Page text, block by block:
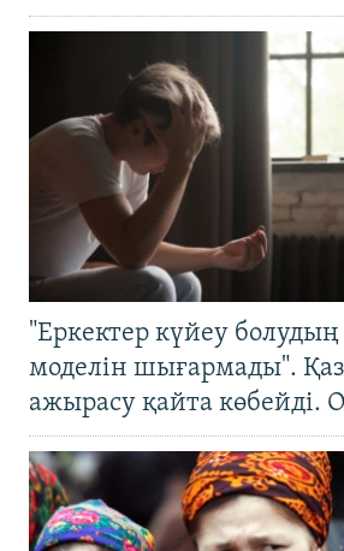
"Еркектер күйеу
моделін шығармады".
ажырасу қайта көбейді.